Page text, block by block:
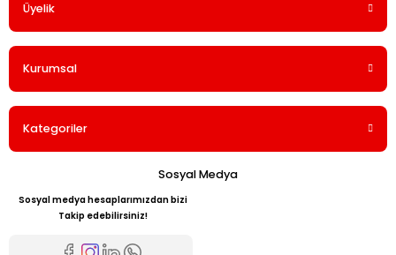
Üyelik
Kurumsal
Kategoriler
Sosyal Medya
Sosyal medya hesaplarımızdan bizi
Takip edebilirsiniz!